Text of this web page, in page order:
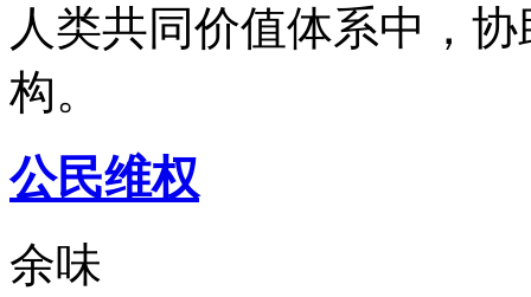
人类共同价值体系中，
构。
公民维权
余味